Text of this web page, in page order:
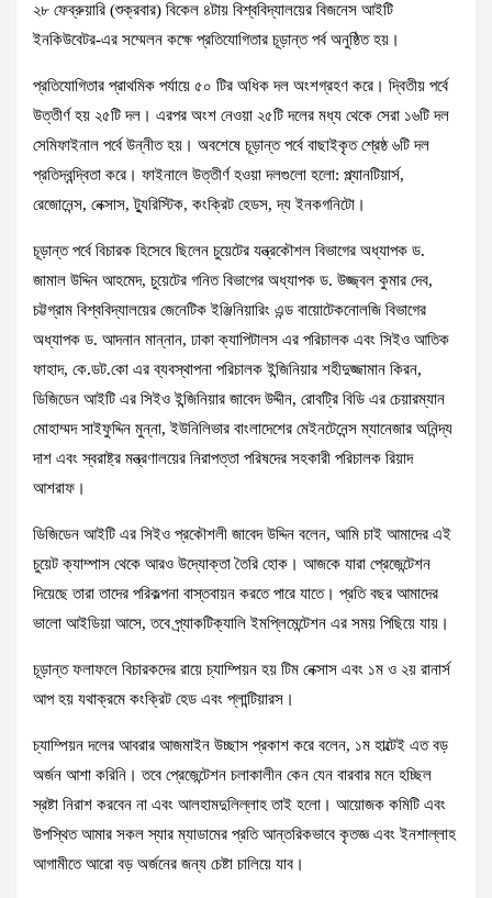
২৮ ফেব্রুয়ারি (শুক্রবার) বিকেল ৪টায় বিশ্ববিদ্যালয়ের বিজনেস আইটি
ইনকিউবেটর-এর সম্মেলন কক্ষে প্রতিযোগিতার চূড়ান্ত পর্ব অনুষ্ঠিত হয়।
প্রতিযোগিতার প্রাথমিক পর্যায়ে ৫০ টির অধিক দল অংশগ্রহণ করে। দ্বিতীয় পর্বে
উত্তীর্ণ হয় ২৫টি দল। এরপর অংশ নেওয়া ২৫টি দলের মধ্য থেকে সেরা ১৬টি দল
সেমিফাইনাল পর্বে উন্নীত হয়। অবশেষে চূড়ান্ত পর্বে বাছাইকৃত শ্রেষ্ঠ ৬টি দল
প্রতিদ্বন্দ্বিতা করে। ফাইনালে উত্তীর্ণ হওয়া দলগুলো হলো: প্ল্যানটিয়ার্স,
রেজোনেন্স, নেক্সাস, ট্যুরিস্টিক, কংক্রিট হেডস, দ্য ইনকগনিটো।
চূড়ান্ত পর্বে বিচারক হিসেবে ছিলেন চুয়েটের যন্ত্রকৌশল বিভাগের অধ্যাপক ড.
জামাল উদ্দিন আহমেদ, চুয়েটের গনিত বিভাগের অধ্যাপক ড. উজ্জ্বল কুমার দেব,
চট্টগ্রাম বিশ্ববিদ্যালয়ের জেনেটিক ইঞ্জিনিয়ারিং এন্ড বায়োটেকনোলজি বিভাগের
অধ্যাপক ড. আদনান মান্নান, ঢাকা ক্যাপিটালস এর পরিচালক এবং সিইও আতিক
ফাহাদ, কে.ডট.কো এর ব্যবস্থাপনা পরিচালক ইন্জিনিয়ার শহীদুজ্জামান কিরন,
ডিজিডেন আইটি এর সিইও ইন্জিনিয়ার জাবেদ উদ্দীন, রোবট্রি বিডি এর চেয়ারম্যান
মোহাম্মদ সাইফুদ্দিন মুন্না, ইউনিলিভার বাংলাদেশের মেইনটেনেন্স ম্যানেজার অনিন্দ্য
দাশ এবং স্বরাষ্ট্র মন্ত্রণালয়ের নিরাপত্তা পরিষদের সহকারী পরিচালক রিয়াদ
আশরাফ।
ডিজিডেন আইটি এর সিইও প্রকৌশলী জাবেদ উদ্দিন বলেন, আমি চাই আমাদের এই
চুয়েট ক্যাম্পাস থেকে আরও উদ্যোক্তা তৈরি হোক। আজকে যারা প্রেজেন্টেশন
দিয়েছে তারা তাদের পরিকল্পনা বাস্তবায়ন করতে পারে যাতে। প্রতি বছর আমাদের
ভালো আইডিয়া আসে, তবে প্র্যাকটিক্যালি ইমপ্লিমেন্টেশন এর সময় পিছিয়ে যায়।
চূড়ান্ত ফলাফলে বিচারকদের রায়ে চ্যাম্পিয়ন হয় টিম নেক্সাস এবং ১ম ও ২য় রানার্স
আপ হয় যথাক্রমে কংক্রিট হেড এবং প্লান্টিয়ারস।
চ্যাম্পিয়ন দলের আবরার আজমাইন উচ্ছাস প্রকাশ করে বলেন, ১ম হাল্টেই এত বড়
অর্জন আশা করিনি। তবে প্রেজেন্টেশন চলাকালীন কেন যেন বারবার মনে হচ্ছিল
স্রষ্টা নিরাশ করবেন না এবং আলহামদুলিল্লাহ তাই হলো। আয়োজক কমিটি এবং
উপস্থিত আমার সকল স্যার ম্যাডামের প্রতি আন্তরিকভাবে কৃতজ্ঞ এবং ইনশাল্লাহ
আগামীতে আরো বড় অর্জনের জন্য চেষ্টা চালিয়ে যাব।